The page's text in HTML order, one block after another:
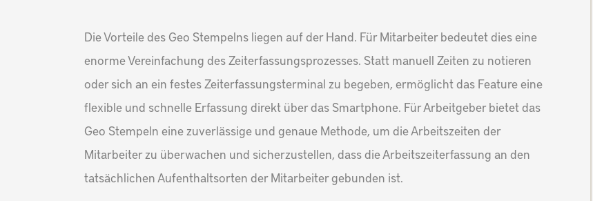
Die Vorteile des Geo Stempelns liegen auf der Hand. Für Mitarbeiter bedeutet dies eine
enorme Vereinfachung des Zeiterfassungsprozesses. Statt manuell Zeiten zu notieren
oder sich an ein festes Zeiterfassungsterminal zu begeben, ermöglicht das Feature eine
flexible und schnelle Erfassung direkt über das Smartphone. Für Arbeitgeber bietet das
Geo Stempeln eine zuverlässige und genaue Methode, um die Arbeitszeiten der
Mitarbeiter zu überwachen und sicherzustellen, dass die Arbeitszeiterfassung an den
tatsächlichen Aufenthaltsorten der Mitarbeiter gebunden ist.